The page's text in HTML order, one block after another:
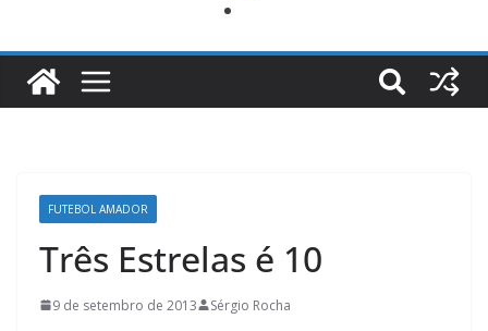
FUTEBOL AMADOR
Três Estrelas é 10
9 de setembro de 2013 Sérgio Rocha